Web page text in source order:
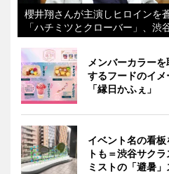
櫻井翔さんが主演しヒロインを
「ハチミツとクローバー」、渋
メンバーカラー
するフードのイ
「縁日かふぇ」
イベント名の看
トも＝渋谷サク
ミストの「避暑」